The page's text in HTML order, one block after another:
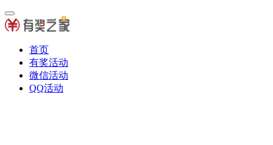
首页
有奖活动
微信活动
QQ活动